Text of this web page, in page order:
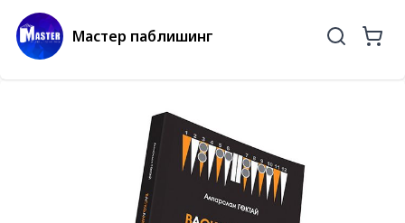
Мастер паблишинг